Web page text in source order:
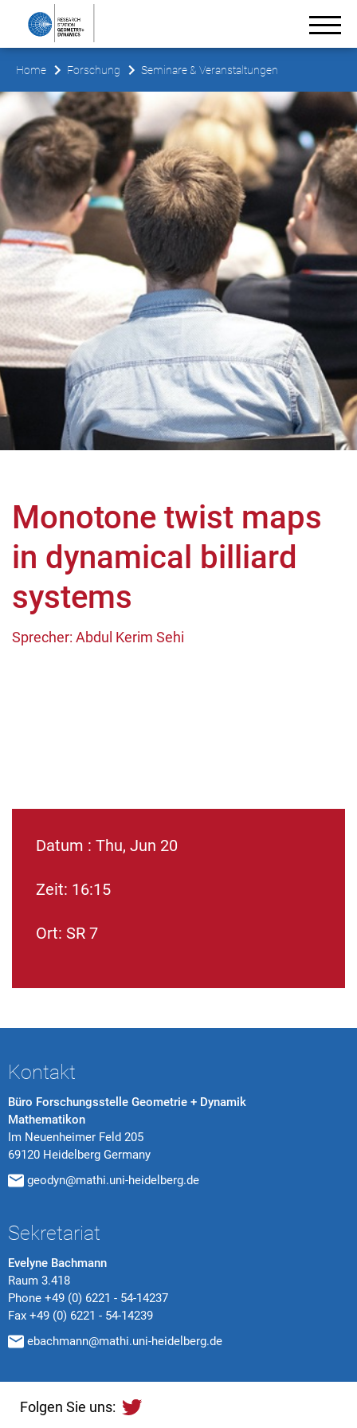
Home Forschung Seminare & Veranstaltungen
Monotone twist maps
in dynamical billiard
systems
Sprecher: Abdul Kerim Sehi
Datum : Thu, Jun 20
Zeit: 16:15
Ort: SR 7
Kontakt
Büro Forschungsstelle Geometrie + Dynamik
Mathematikon
Im Neuenheimer Feld 205
69120 Heidelberg Germany
geodyn@mathi.uni-heidelberg.de
Sekretariat
Evelyne Bachmann
Raum 3.418
Phone +49 (0) 6221 - 54-14237
Fax +49 (0) 6221 - 54-14239
ebachmann@mathi.uni-heidelberg.de
Folgen Sie uns: